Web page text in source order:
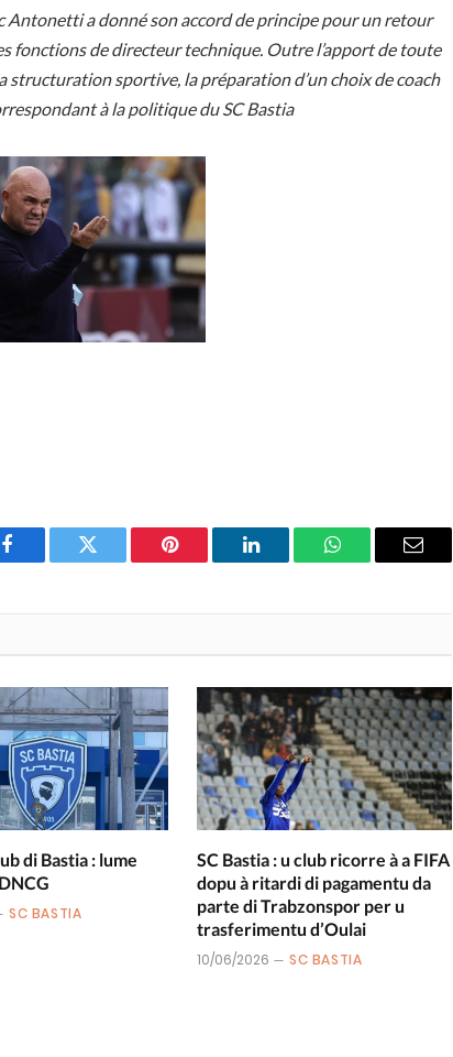
Antonetti a donné son accord de principe pour un retour
fonctions de directeur technique. Outre l’apport de toute
structuration sportive, la préparation d’un choix de coach
à la politique du SC Bastia
Facebook Twitter Pinterest LinkedIn WhatsAppEmail
di Bastia : lume
SC BASTIA
SC Bastia : u club ricorre à a FIFA
dopu à ritardi di pagamentu da
parte di Trabzonspor per u
trasferimentu d’Oulai
10/06/2026 SC BASTIA